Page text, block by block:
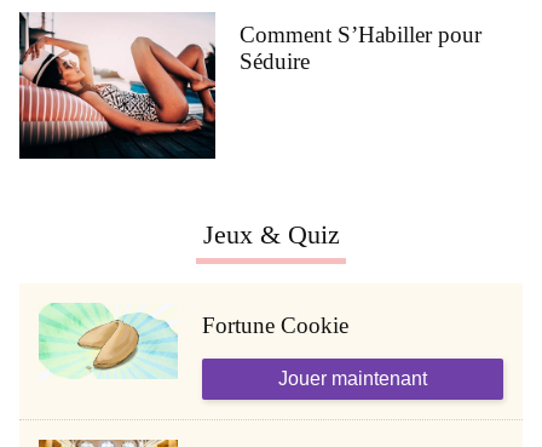
Comment S’Habiller pour
Séduire
Jeux & Quiz
Fortune Cookie
Jouer maintenant